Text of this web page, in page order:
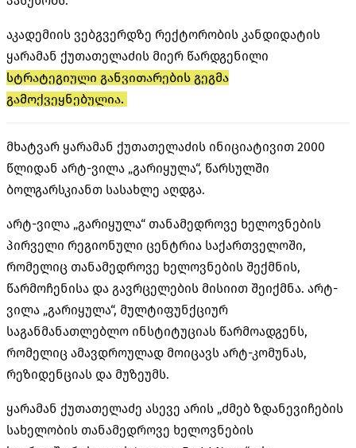
აკადემიის ვებგვერდზე რექტორობის კანდიდატის
ყარამან ქუთათელაძის მიერ წარდგენილი
სტრატეგიული განვითარების გეგმა
გამოქვეყნებულია.
მხატვარ ყარამან ქუთათელაძის ინიციატივით 2000
წლიდან არტ-ვილა „გარიყულა“, წარსულში
ბოლგარსკიანთ სასახლე აღდგა.
არტ-ვილა „გარიყულა“ თანამედროვე ხელოვნების
პირველი რეგიონული ცენტრია საქართველოში,
რომელიც თანამედროვე ხელოვნების შექმნის,
წარმოჩენისა და გავრცელების მისიით შეიქმნა. არტ-
ვილა „გარიყულა“, მულტიფუნქციურ
საგანმანათლებლო ინსტიტუციას წარმოადგენს,
რომელიც ამავდროულად მოიცავს არტ-კომუნას,
რეზიდენციას და მუზეუმს.
ყარამან ქუთათელაძე ასევე არის „ძმებ ზდანევიჩების
სახელობის თანამედროვე ხელოვნების